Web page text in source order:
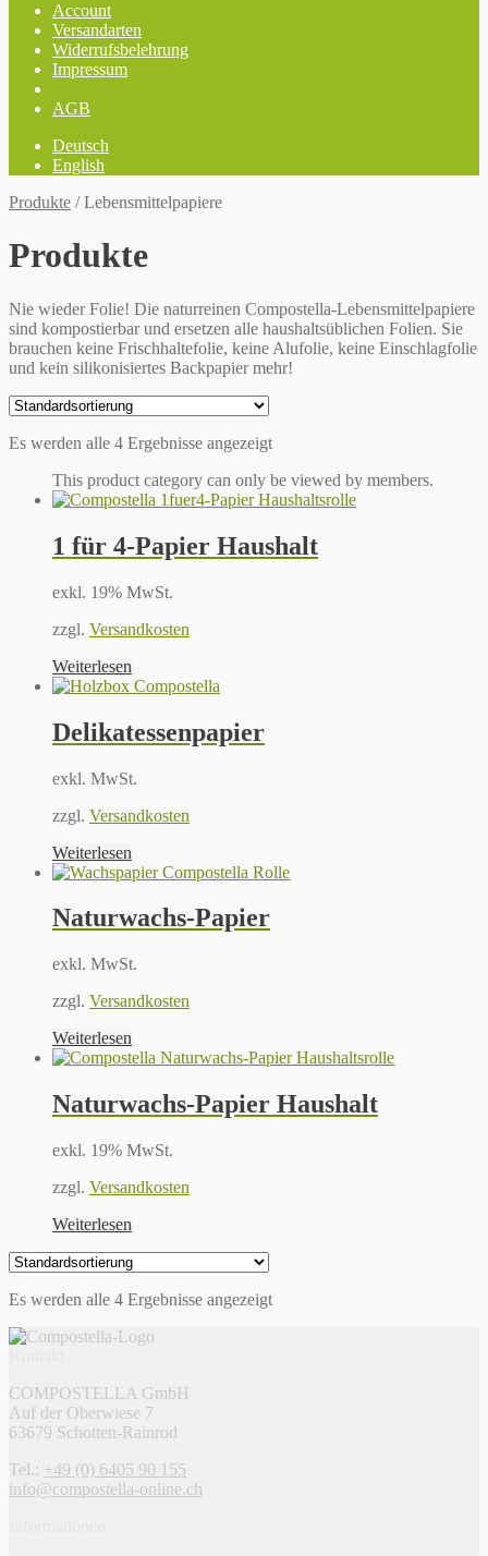
Account
Versandarten
Widerrufsbelehrung
Impressum
AGB
Deutsch
English
Produkte /Lebensmittelpapiere
Produkte
Nie wieder Folie! Die naturreinen Compostella-Lebensmittelpapiere
sind kompostierbar und ersetzen alle haushaltsüblichen Folien. Sie
brauchen keine Frischhaltefolie, keine Alufolie, keine Einschlagfolie
und kein silikonisiertes Backpapier mehr!
Es werden alle 4 Ergebnisse angezeigt
This product category can only be viewed by members.
1 für 4-Papier Haushalt
exkl. 19% MwSt.
zzgl. Versandkosten
Weiterlesen
Delikatessenpapier
exkl. MwSt.
zzgl. Versandkosten
Weiterlesen
Naturwachs-Papier
exkl. MwSt.
zzgl. Versandkosten
Weiterlesen
Naturwachs-Papier Haushalt
exkl. 19% MwSt.
zzgl. Versandkosten
Weiterlesen
Es werden alle 4 Ergebnisse angezeigt
COMPOSTELLA GmbH
Auf der Oberwiese 7
63679 Schotten-Rainrod
Tel.: +49 (0) 6405 90 155
info@compostella-online.ch